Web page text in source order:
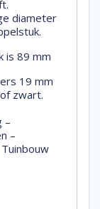
diameter
is 89 mm
19 mm
zwart.
–
–